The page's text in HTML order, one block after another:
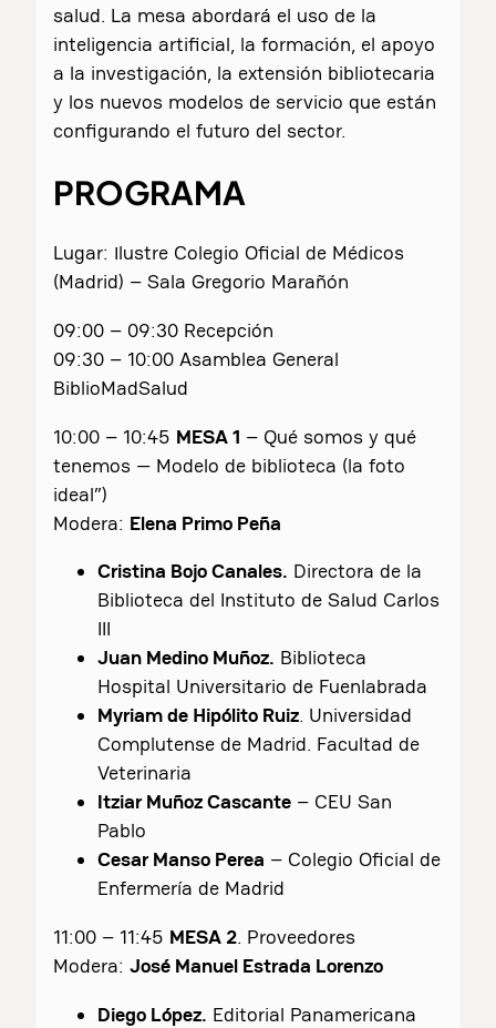
salud. La mesa abordará el uso de la
inteligencia artificial, la formación, el apoyo
a la investigación, la extensión bibliotecaria
y los nuevos modelos de servicio que están
configurando el futuro del sector.
PROGRAMA
Lugar: Ilustre Colegio Oficial de Médicos
(Madrid) – Sala Gregorio Marañón
09:00 – 09:30 Recepción
09:30 – 10:00 Asamblea General
BiblioMadSalud
10:00 – 10:45 MESA 1 – Qué somos y qué
tenemos — Modelo de biblioteca (la foto
ideal”)
Modera: Elena Primo Peña
Cristina Bojo Canales. Directora de la
Biblioteca del Instituto de Salud Carlos
III
Juan Medino Muñoz. Biblioteca
Hospital Universitario de Fuenlabrada
Myriam de Hipólito Ruiz. Universidad
Complutense de Madrid. Facultad de
Veterinaria
Itziar Muñoz Cascante – CEU San
Pablo
Cesar Manso Perea – Colegio Oficial de
Enfermería de Madrid
11:00 – 11:45 MESA 2. Proveedores
Modera: José Manuel Estrada Lorenzo
Diego López. Editorial Panamericana